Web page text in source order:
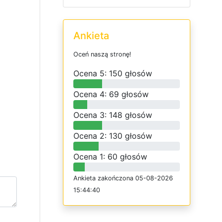
Ankieta
Oceń naszą stronę!
Ocena 5: 150 głosów
Ocena 4: 69 głosów
Ocena 3: 148 głosów
Ocena 2: 130 głosów
Ocena 1: 60 głosów
Ankieta zakończona 05-08-2026
15:44:40